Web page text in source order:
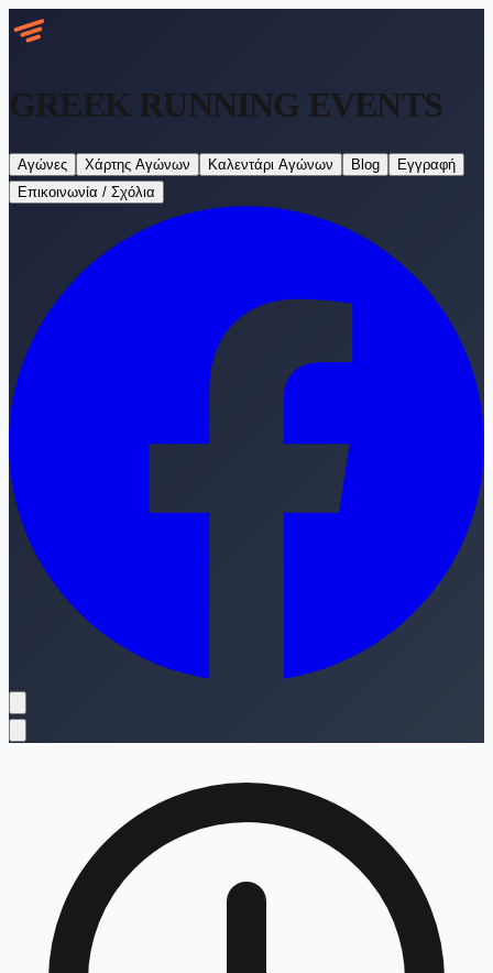
GREEK RUNNING EVENTS
Αγώνες Χάρτης Αγώνων Καλεντάρι Αγώνων Blog
Εγγραφή
Επικοινωνία / Σχόλια